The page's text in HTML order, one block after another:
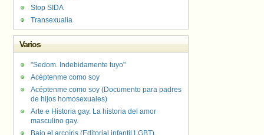
Stop SIDA
Transexualia
Varios
"Sedom. Indebidamente tuyo"
Acéptenme como soy
Acéptenme como soy (Documento para padres
de hijos homosexuales)
Arte e Historia gay. La historia del amor
masculino gay.
Bajo el arcoíris (Editorial infantil LGBT).